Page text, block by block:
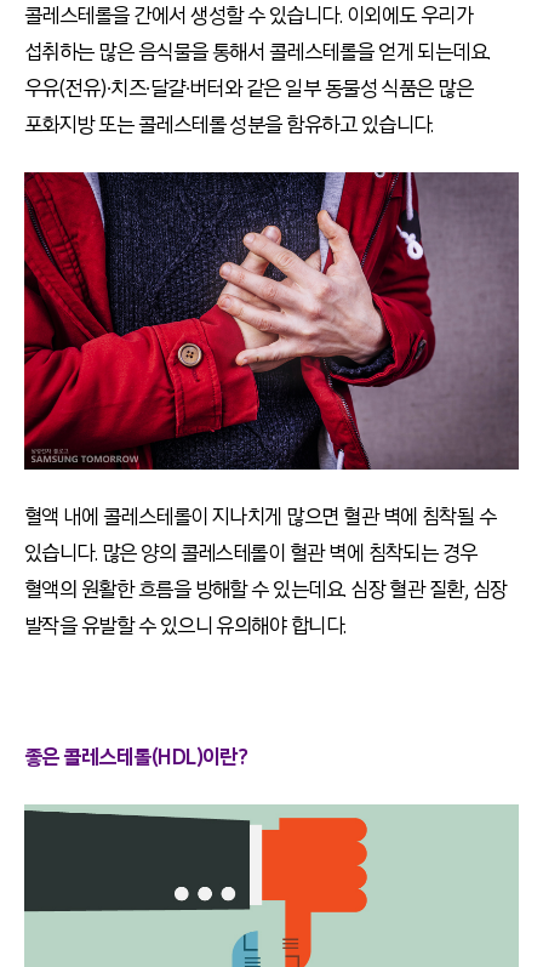
콜레스테롤을 간에서 생성할 수 있습니다. 이외에도 우리가
섭취하는 많은 음식물을 통해서 콜레스테롤을 얻게 되는데요.
우유(전유)∙치즈∙달걀∙버터와 같은 일부 동물성 식품은 많은
포화지방 또는 콜레스테롤 성분을 함유하고 있습니다.
혈액 내에 콜레스테롤이 지나치게 많으면 혈관 벽에 침착될 수
있습니다. 많은 양의 콜레스테롤이 혈관 벽에 침착되는 경우
혈액의 원활한 흐름을 방해할 수 있는데요. 심장 혈관 질환, 심장
발작을 유발할 수 있으니 유의해야 합니다.
좋은 콜레스테롤(HDL)이란?